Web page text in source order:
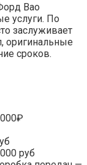
Вао
услуги. По
заслуживает
оригинальные
сроков.
руб